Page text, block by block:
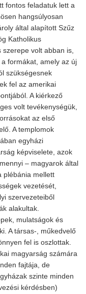
fontos feladatuk lett a
hangsúlyosan
által alapított Szűz
Katholikus
szerepe volt abban is,
formákat, amely az új
szükségesnek
fel az amerikai
A kiérkező
volt tevékenységük,
az első
A templomok
egyházi
képviselete, azok
– magyarok által
plébánia mellett
vezetését,
szervezeteiből
alakultak.
mulatságok és
A társas-, műkedvelő
fel is oszlottak.
magyarság számára
fajtája, de
szinte minden
kérdésben)